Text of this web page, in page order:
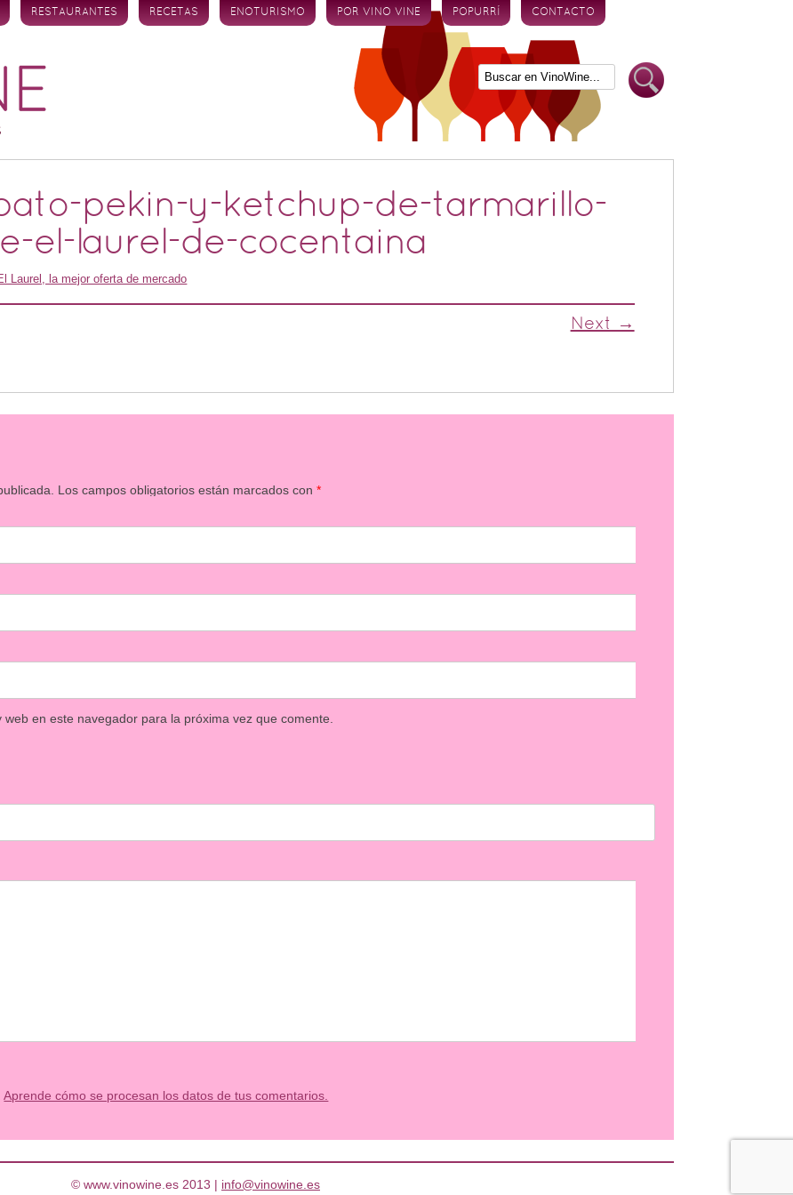
RESTAURANTES RECETAS ENOTURISMO POR VINO VINE POPURRÍ CONTACTO
pekin-y-ketchup-de-tarmarillo-
el-laurel-de-cocentaina
Laurel, la mejor oferta de mercado
Next →
Los campos obligatorios están marcados con*
en este navegador para la próxima vez que comente.
Aprende cómo se procesan los datos de tus comentarios.
© www.vinowine.es 2013 | info@vinowine.es